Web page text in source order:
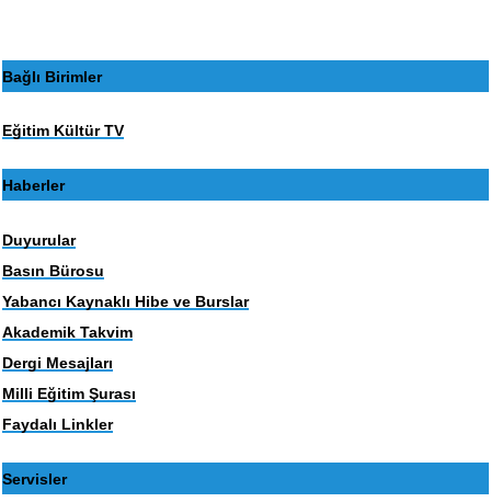
Bağlı Birimler
Eğitim Kültür TV
Haberler
Duyurular
Basın Bürosu
Yabancı Kaynaklı Hibe ve Burslar
Akademik Takvim
Dergi Mesajları
Milli Eğitim Şurası
Faydalı Linkler
Servisler